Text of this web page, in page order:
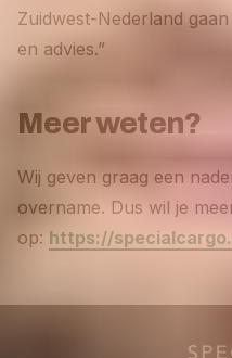
Zuidwest-Nederland
en advies.”
Meer weten?
Wij geven graag een
overname. Dus wil je
op: https://